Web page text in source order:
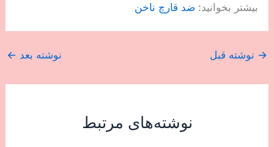
بیشتر بخوانید:ضد قارچ ناخن
→ نوشته قبل نوشته بعد ←
نوشته‌های مرتبط